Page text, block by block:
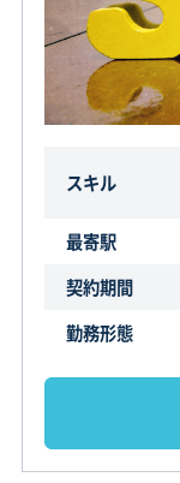
スキル
最寄駅
契約期間
勤務形態